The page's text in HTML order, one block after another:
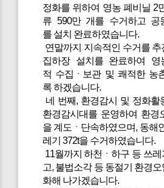
정화를 위하여 영농 폐비닐 2
류 590만 개를 수거하고 공
를 설치 완료하였습니다.
연말까지 지속적인 수거를
집하장 설치를 완료하여 영
적 수집ㆍ보관 및 쾌적한 농
록 하겠습니다.
네 번째, 환경감시 및 정화활
환경감시대를 운영하여 환경
을 계도ㆍ단속하였으며, 동해
레기 372t을 수거하였습니다.
11월까지 하천ㆍ하구 등 쓰
고, 불법소각 등 동절기 환경
화해 나가겠습니다.